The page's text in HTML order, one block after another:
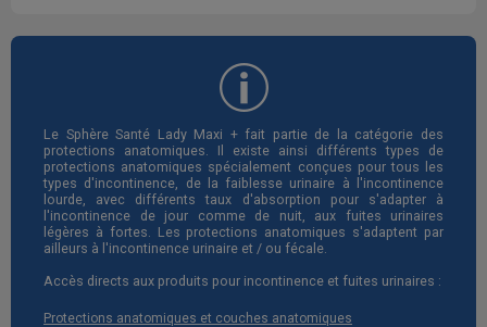
Le Sphère Santé Lady Maxi + fait partie de la catégorie des
protections anatomiques. Il existe ainsi différents types de
protections anatomiques spécialement conçues pour tous les
types d'incontinence, de la faiblesse urinaire à l'incontinence
lourde, avec différents taux d'absorption pour s'adapter à
l'incontinence de jour comme de nuit, aux fuites urinaires
légères à fortes. Les protections anatomiques s'adaptent par
ailleurs à l'incontinence urinaire et / ou fécale.
Accès directs aux produits pour incontinence et fuites urinaires :
Protections anatomiques et couches anatomiques